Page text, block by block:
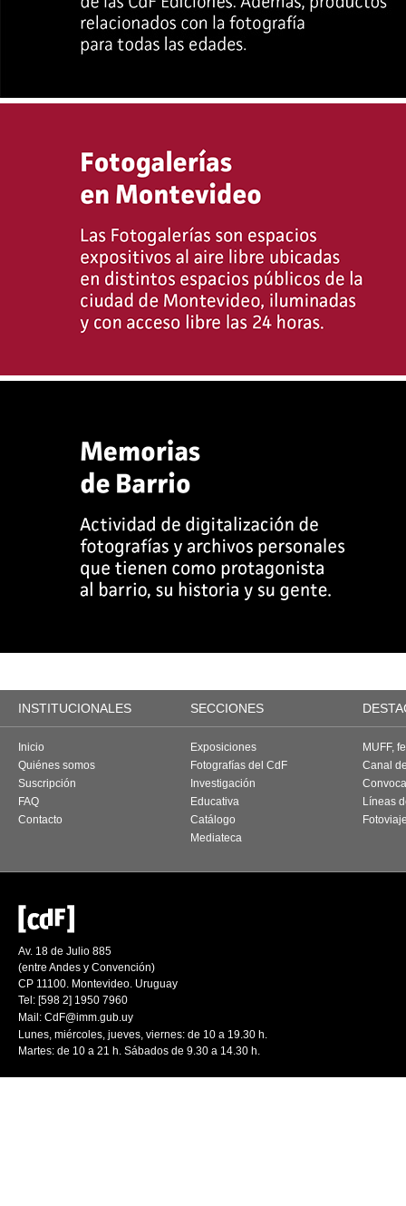
INSTITUCIONALES SECCIONES
Inicio
Quiénes somos
Suscripción
FAQ
Contacto
Exposiciones
Fotografías del CdF
Investigación
Educativa
Catálogo
Mediateca
MUFF,
Canal
Líneas
Av. 18 de Julio 885
(entre Andes y Convención)
CP 11100. Montevideo. Uruguay
Tel: [598 2] 1950 7960
Mail: CdF@imm.gub.uy
Lunes, miércoles, jueves, viernes: de 10 a 19.30 h.
Martes: de 10 a 21 h. Sábados de 9.30 a 14.30 h.